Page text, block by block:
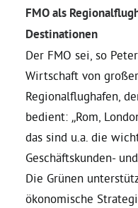
Termine
Arbeitsgruppen
Mitglied werden
Kommunalpolitik
Engagement-
FMO als
Destinationen
Der FMO sei, so
Wirtschaft von
Regionalflughafen,
bedient: „Rom,
das sind u.a. die
Geschäftskunden-
Die Grünen
ökonomische